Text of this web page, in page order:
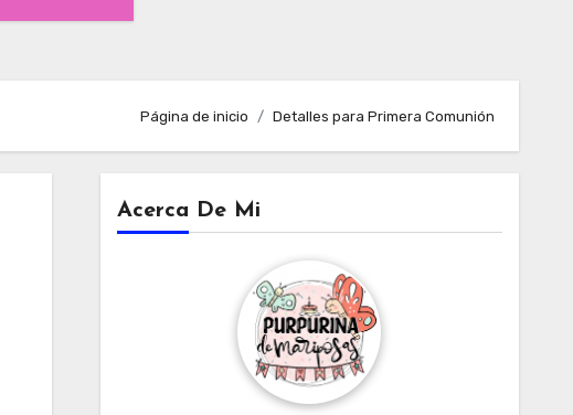
Página de inicio Detalles para Primera Comunión
Acerca De Mi